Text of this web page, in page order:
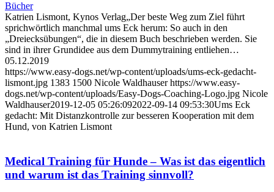
Bücher
Katrien Lismont, Kynos Verlag„Der beste Weg zum Ziel führt
sprichwörtlich manchmal ums Eck herum: So auch in den
„Dreiecksübungen“, die in diesem Buch beschrieben werden. Sie
sind in ihrer Grundidee aus dem Dummytraining entliehen…
05.12.2019
https://www.easy-dogs.net/wp-content/uploads/ums-eck-gedacht-
lismont.jpg 1383 1500 Nicole Waldhauser https://www.easy-
dogs.net/wp-content/uploads/Easy-Dogs-Coaching-Logo.jpg Nicole
Waldhauser2019-12-05 05:26:092022-09-14 09:53:30Ums Eck
gedacht: Mit Distanzkontrolle zur besseren Kooperation mit dem
Hund, von Katrien Lismont
Medical Training für Hunde – Was ist das eigentlich
und warum ist das Training sinnvoll?